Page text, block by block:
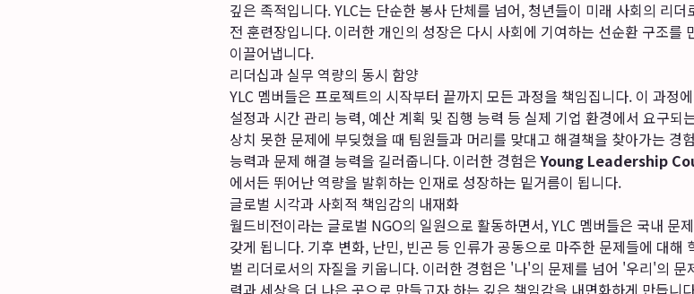
깊은 족적입니다. YLC는 단순한 봉사 단체를 넘어, 청년들이 미래 사회의 리
전 훈련장입니다. 이러한 개인의 성장은 다시 사회에 기여하는 선순환 구조를
이끌어냅니다.
리더십과 실무 역량의 동시 함양
YLC 멤버들은 프로젝트의 시작부터 끝까지 모든 과정을 책임집니다. 이 과정
설정과 시간 관리 능력, 예산 계획 및 집행 능력 등 실제 기업 환경에서 요구되
상치 못한 문제에 부딪혔을 때 팀원들과 머리를 맞대고 해결책을 찾아가는 경
능력과 문제 해결 능력을 길러줍니다. 이러한 경험은Young Leadership
에서든 뛰어난 역량을 발휘하는 인재로 성장하는 밑거름이 됩니다.
글로벌 시각과 사회적 책임감의 내재화
월드비전이라는 글로벌 NGO의 일원으로 활동하면서, YLC 멤버들은 국내 문
갖게 됩니다. 기후 변화, 난민, 빈곤 등 인류가 공동으로 마주한 문제들에 대해
벌 리더로서의 자질을 키웁니다. 이러한 경험은 '나'의 문제를 넘어 '우리'의
력과 세상을 더 나은 곳으로 만들고자 하는 깊은 책임감을 내면화하게 만듭니